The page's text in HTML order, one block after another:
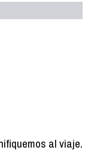
al viaje.